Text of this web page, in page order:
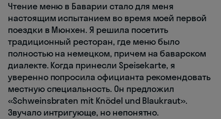
Чтение меню в Баварии стало для меня
настоящим испытанием во время моей первой
поездки в Мюнхен. Я решила посетить
традиционный ресторан, где меню было
полностью на немецком, причем на баварском
диалекте. Когда принесли Speisekarte, я
уверенно попросила официанта рекомендовать
местную специальность. Он предложил
«Schweinsbraten mit Knödel und Blaukraut».
Звучало интригующе, но непонятно.